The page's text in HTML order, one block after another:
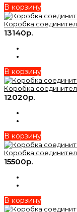
В корзину
Коробка
13140р.
В корзину
Коробка
12020р.
В корзину
Коробка
15500р.
В корзину